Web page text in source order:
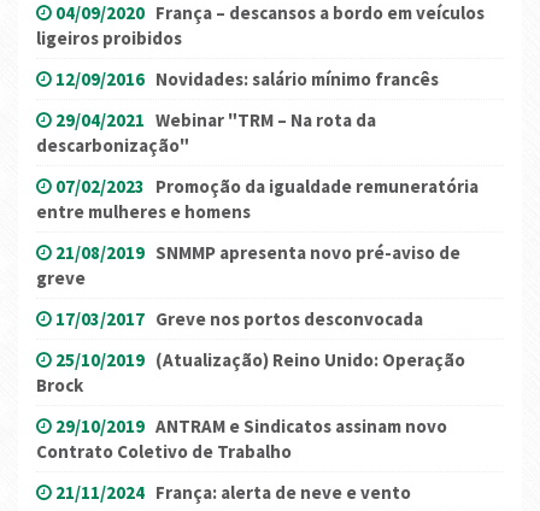
04/09/2020 França – descansos a bordo em veículos
ligeiros proibidos
12/09/2016 Novidades: salário mínimo francês
29/04/2021 Webinar "TRM – Na rota da
descarbonização"
07/02/2023 Promoção da igualdade remuneratória
entre mulheres e homens
21/08/2019 SNMMP apresenta novo pré-aviso de
greve
17/03/2017 Greve nos portos desconvocada
25/10/2019 (Atualização) Reino Unido: Operação
Brock
29/10/2019 ANTRAM e Sindicatos assinam novo
Contrato Coletivo de Trabalho
21/11/2024 França: alerta de neve e vento